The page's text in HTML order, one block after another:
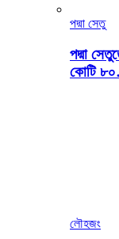
পদ্মা সেতু
পদ্মা
কোটি
লৌহজং